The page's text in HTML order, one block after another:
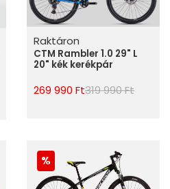
Raktáron
CTM Rambler 1.0 29" L
20" kék kerékpár
269 990 Ft319 990 Ft